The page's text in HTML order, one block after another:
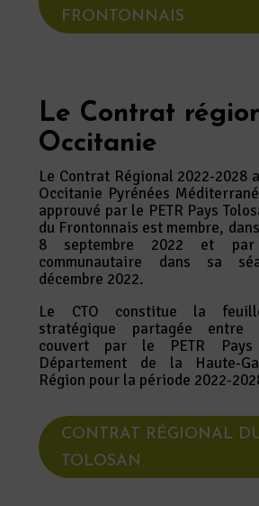
FRONTONNAIS
Le Contrat
Occitanie
Le Contrat Régional 2022-2028
Occitanie Pyrénées
approuvé par le PETR Pays
du Frontonnais est membre,
8 septembre 2022 et
communautaire dans sa
décembre 2022.
Le CTO constitue la
stratégique partagée
couvert par le PETR Pays
Département de la Haute-
Région pour la période 2022-
CONTRAT RÉGIONAL
TOLOSAN